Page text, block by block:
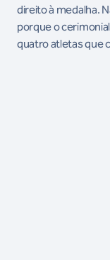
direito à medalha.
porque o
quatro atletas que